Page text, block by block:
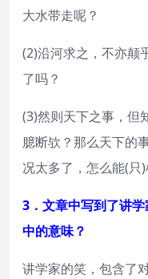
大水带走呢？
(2)沿河求之，不亦颠
了吗？
(3)然则天下之事，但
臆断欤？那么天下的
况太多了，怎么能(只
3．文章中写到了讲
中的意味？
讲学家的笑，包含了